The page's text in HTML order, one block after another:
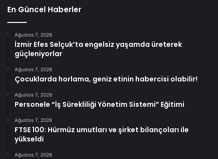
En Güncel Haberler
Ağustos 7, 2026
İzmir Efes Selçuk’ta engelsiz yaşamda üreterek
güçleniyorlar
Ağustos 7, 2026
Çocuklarda horlama, geniz etinin habercisi olabilir!
Ağustos 7, 2026
Personele “İş Sürekliliği Yönetim Sistemi” Eğitimi
Ağustos 7, 2026
FTSE 100: Hürmüz umutları ve şirket bilançoları ile
yükseldi
Ağustos 7, 2026